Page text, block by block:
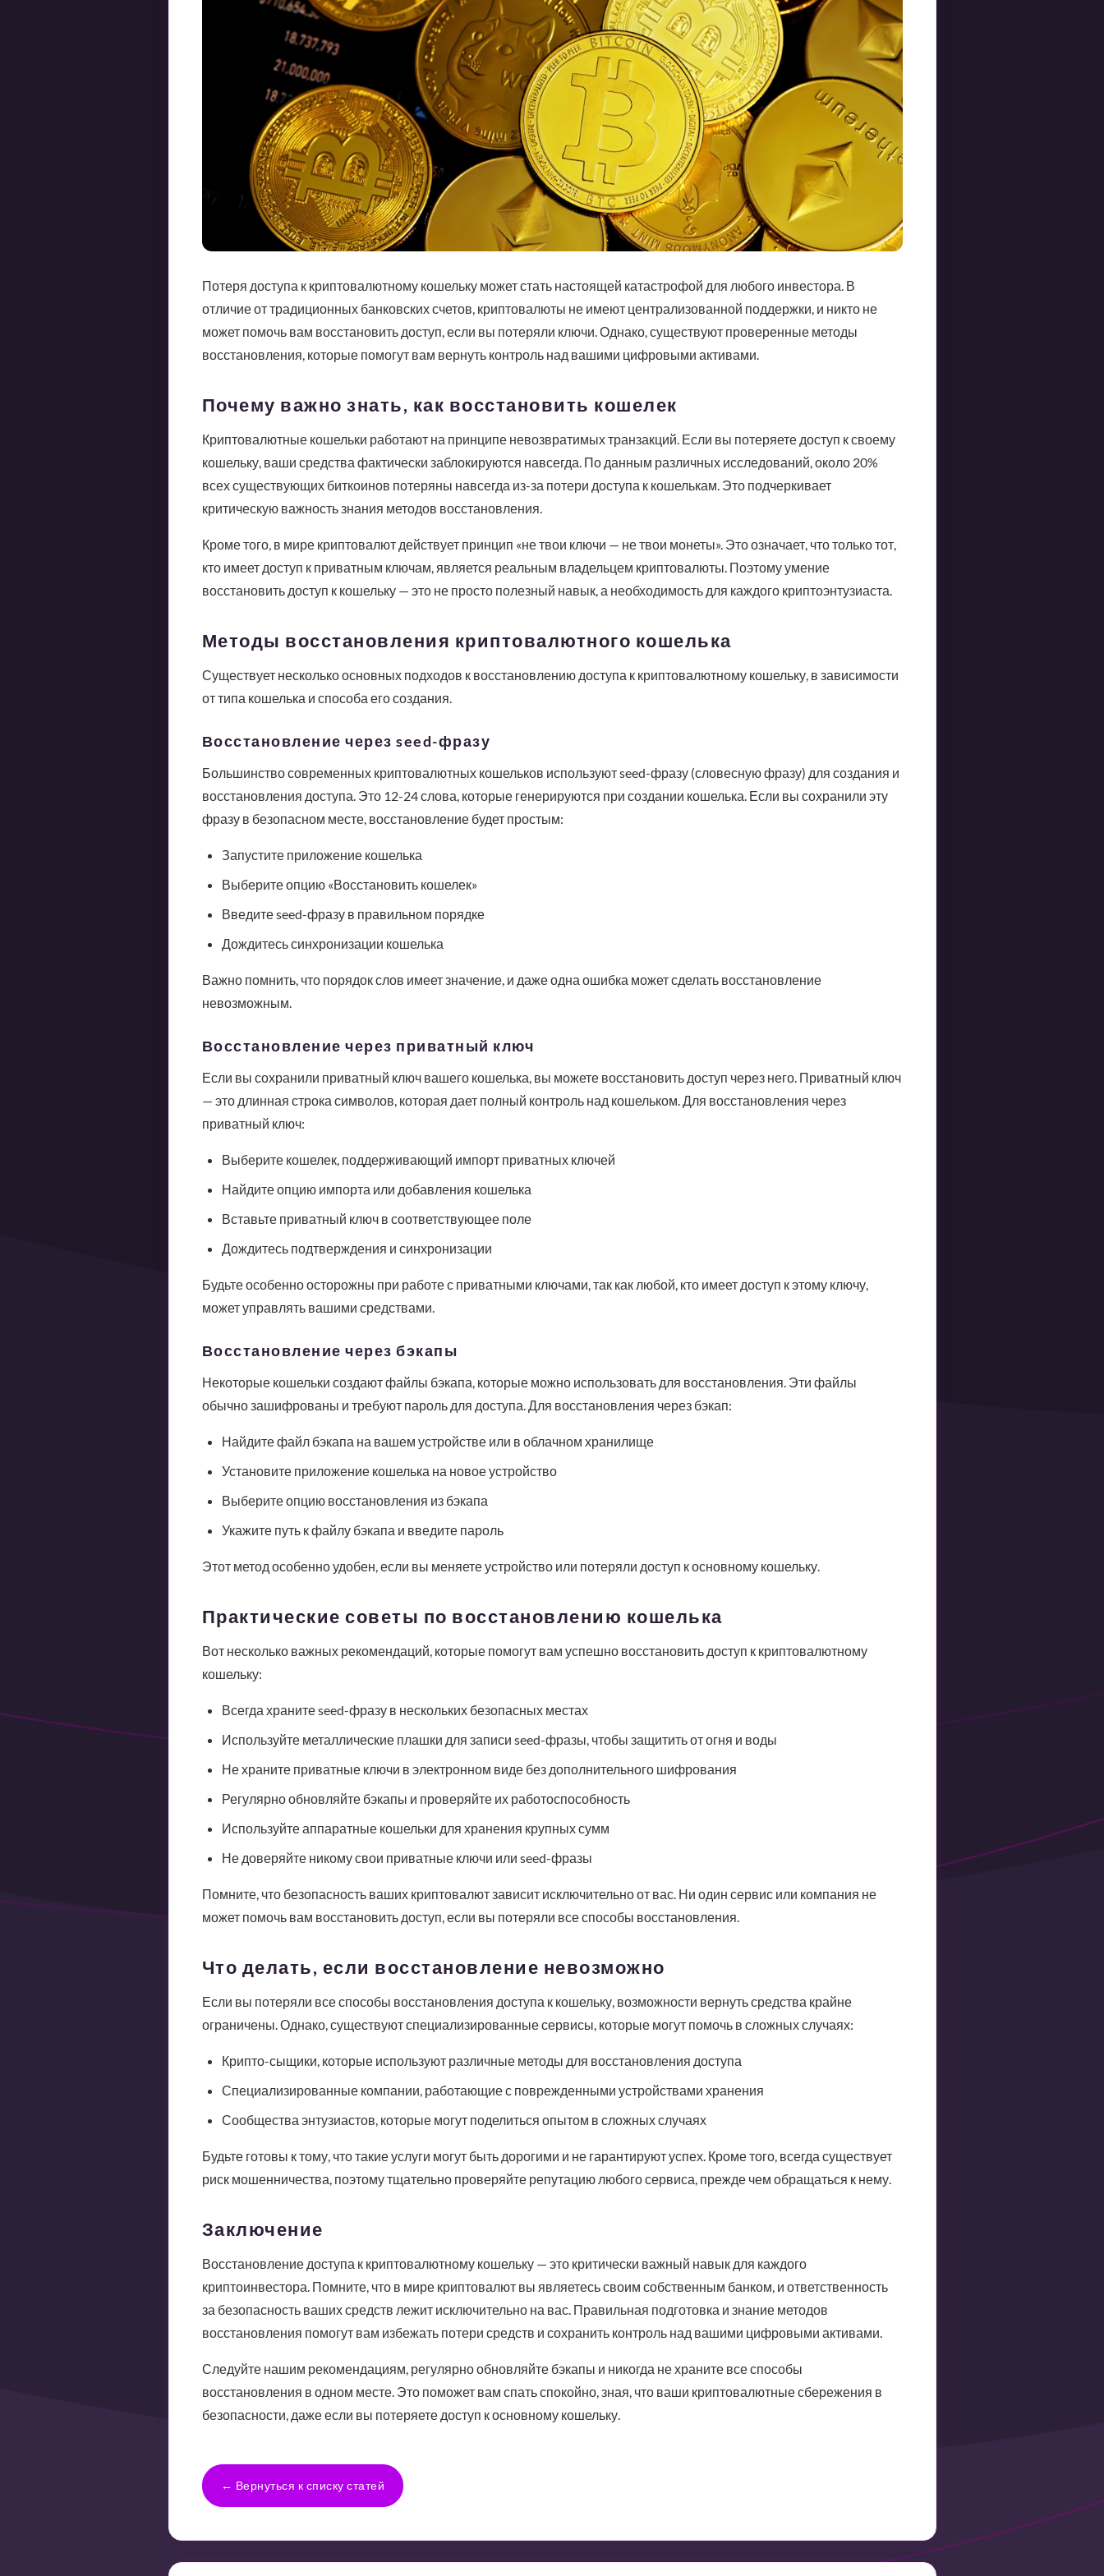
Потеря доступа к криптовалютному кошельку может стать настоящей катастрофой для любого инвестора. В
отличие от традиционных банковских счетов, криптовалюты не имеют централизованной поддержки, и никто не
может помочь вам восстановить доступ, если вы потеряли ключи. Однако, существуют проверенные методы
восстановления, которые помогут вам вернуть контроль над вашими цифровыми активами.
Почему важно знать, как восстановить кошелек
Криптовалютные кошельки работают на принципе невозвратимых транзакций. Если вы потеряете доступ к своему
кошельку, ваши средства фактически заблокируются навсегда. По данным различных исследований, около 20%
всех существующих биткоинов потеряны навсегда из-за потери доступа к кошелькам. Это подчеркивает
критическую важность знания методов восстановления.
Кроме того, в мире криптовалют действует принцип «не твои ключи — не твои монеты». Это означает, что только тот,
кто имеет доступ к приватным ключам, является реальным владельцем криптовалюты. Поэтому умение
восстановить доступ к кошельку — это не просто полезный навык, а необходимость для каждого криптоэнтузиаста.
Методы восстановления криптовалютного кошелька
Существует несколько основных подходов к восстановлению доступа к криптовалютному кошельку, в зависимости
от типа кошелька и способа его создания.
Восстановление через seed-фразу
Большинство современных криптовалютных кошельков используют seed-фразу (словесную фразу) для создания и
восстановления доступа. Это 12-24 слова, которые генерируются при создании кошелька. Если вы сохранили эту
фразу в безопасном месте, восстановление будет простым:
Запустите приложение кошелька
Выберите опцию «Восстановить кошелек»
Введите seed-фразу в правильном порядке
Дождитесь синхронизации кошелька
Важно помнить, что порядок слов имеет значение, и даже одна ошибка может сделать восстановление
невозможным.
Восстановление через приватный ключ
Если вы сохранили приватный ключ вашего кошелька, вы можете восстановить доступ через него. Приватный ключ
— это длинная строка символов, которая дает полный контроль над кошельком. Для восстановления через
приватный ключ:
Выберите кошелек, поддерживающий импорт приватных ключей
Найдите опцию импорта или добавления кошелька
Вставьте приватный ключ в соответствующее поле
Дождитесь подтверждения и синхронизации
Будьте особенно осторожны при работе с приватными ключами, так как любой, кто имеет доступ к этому ключу,
может управлять вашими средствами.
Восстановление через бэкапы
Некоторые кошельки создают файлы бэкапа, которые можно использовать для восстановления. Эти файлы
обычно зашифрованы и требуют пароль для доступа. Для восстановления через бэкап:
Найдите файл бэкапа на вашем устройстве или в облачном хранилище
Установите приложение кошелька на новое устройство
Выберите опцию восстановления из бэкапа
Укажите путь к файлу бэкапа и введите пароль
Этот метод особенно удобен, если вы меняете устройство или потеряли доступ к основному кошельку.
Практические советы по восстановлению кошелька
Вот несколько важных рекомендаций, которые помогут вам успешно восстановить доступ к криптовалютному
кошельку:
Всегда храните seed-фразу в нескольких безопасных местах
Используйте металлические плашки для записи seed-фразы, чтобы защитить от огня и воды
Не храните приватные ключи в электронном виде без дополнительного шифрования
Регулярно обновляйте бэкапы и проверяйте их работоспособность
Используйте аппаратные кошельки для хранения крупных сумм
Не доверяйте никому свои приватные ключи или seed-фразы
Помните, что безопасность ваших криптовалют зависит исключительно от вас. Ни один сервис или компания не
может помочь вам восстановить доступ, если вы потеряли все способы восстановления.
Что делать, если восстановление невозможно
Если вы потеряли все способы восстановления доступа к кошельку, возможности вернуть средства крайне
ограничены. Однако, существуют специализированные сервисы, которые могут помочь в сложных случаях:
Крипто-сыщики, которые используют различные методы для восстановления доступа
Специализированные компании, работающие с поврежденными устройствами хранения
Сообщества энтузиастов, которые могут поделиться опытом в сложных случаях
Будьте готовы к тому, что такие услуги могут быть дорогими и не гарантируют успех. Кроме того, всегда существует
риск мошенничества, поэтому тщательно проверяйте репутацию любого сервиса, прежде чем обращаться к нему.
Заключение
Восстановление доступа к криптовалютному кошельку — это критически важный навык для каждого
криптоинвестора. Помните, что в мире криптовалют вы являетесь своим собственным банком, и ответственность
за безопасность ваших средств лежит исключительно на вас. Правильная подготовка и знание методов
восстановления помогут вам избежать потери средств и сохранить контроль над вашими цифровыми активами.
Следуйте нашим рекомендациям, регулярно обновляйте бэкапы и никогда не храните все способы
восстановления в одном месте. Это поможет вам спать спокойно, зная, что ваши криптовалютные сбережения в
безопасности, даже если вы потеряете доступ к основному кошельку.
← Вернуться к списку статей